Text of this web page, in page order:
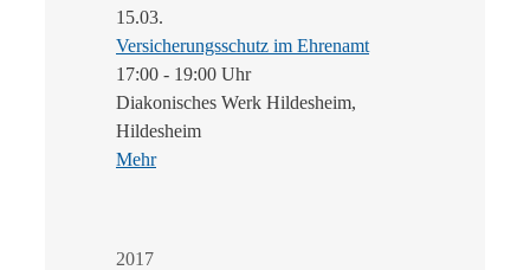
15.03.
Versicherungsschutz im Ehrenamt
17:00 - 19:00 Uhr
Diakonisches Werk Hildesheim,
Hildesheim
Mehr
2017